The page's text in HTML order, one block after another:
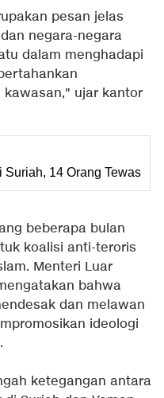
pesan jelas
negara-negara
dalam menghadapi
ujar kantor
14 Orang Tewas
beberapa bulan
koalisi anti-teroris
Menteri Luar
bahwa
dan melawan
ideologi
ketegangan antara